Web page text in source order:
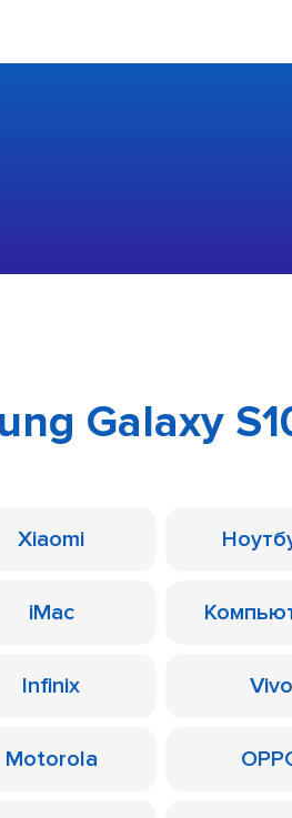
Galaxy
Xiaomi
iMac
Infinix Vivo
Motorola